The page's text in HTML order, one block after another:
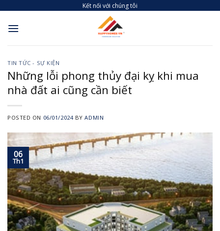
content
Kết nối với chúng tôi
TIN TỨC - SỰ KIỆN
Những lỗi phong thủy đại kỵ khi mua
nhà đất ai cũng cần biết
POSTED ON 06/01/2024BYADMIN
06
Th1